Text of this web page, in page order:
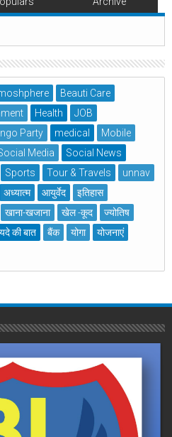
Beauti Care
Health
JOB
Party medical
Mobile
Media
Social News
Sports Tour & Travels
unnav
अध्यात्म आयुर्वेद
इतिहास
खाना-खजाना खेल -कूद
ज्योतिष
की बात बैंक योगा
योजनाएं